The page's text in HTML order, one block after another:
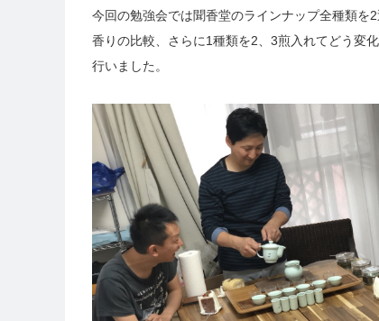
今回の勉強会では聞香堂のラインナップ全種類を
香りの比較、さらに1種類を2、3煎入れてどう変
行いました。